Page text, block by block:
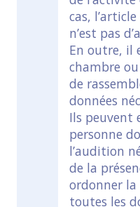
cas,
n’est pas
En outre, il
chambre
de
données
Ils peuvent
personne
l’audition
de la
ordonner
toutes les